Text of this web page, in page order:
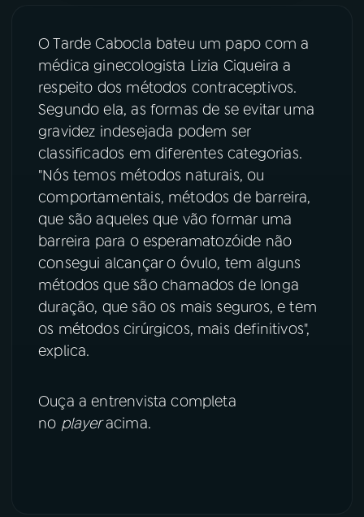
08FESTIVAL DE MÚSICA
ACOMPANHE A RÁDIO NACIONAL
YouTube Facebook
Instagram
O Tarde Cabocla bateu um papo com a
médica ginecologista Lizia Ciqueira a
respeito dos métodos contraceptivos.
Segundo ela, as formas de se evitar uma
gravidez indesejada podem ser
classificados em diferentes categorias.
"Nós temos métodos naturais, ou
comportamentais, métodos de barreira,
que são aqueles que vão formar uma
barreira para o esperamatozóide não
consegui alcançar o óvulo, tem alguns
métodos que são chamados de longa
duração, que são os mais seguros, e tem
os métodos cirúrgicos, mais definitivos",
explica.
Ouça a entrenvista completa
no playeracima.